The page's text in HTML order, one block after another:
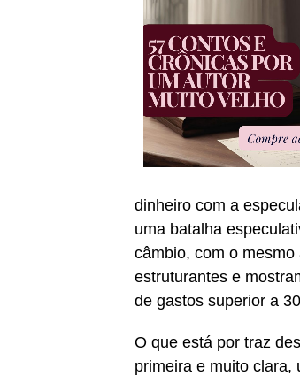
dinheiro com a
uma batalha
câmbio, com o
estruturantes e
de gastos superior a
O que está por traz
primeira e muito clara,